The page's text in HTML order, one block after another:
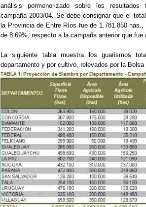
análisis pormenorizado sobre los resultados
campaña 2003/04. Se debe consignar que el
la Provincia de Entre Ríos fue de 1.781.850
de 8.69%, respecto a la campaña anterior que fue
La siguiente tabla muestra los guarismos
departamento y por cultivo, relevados por la